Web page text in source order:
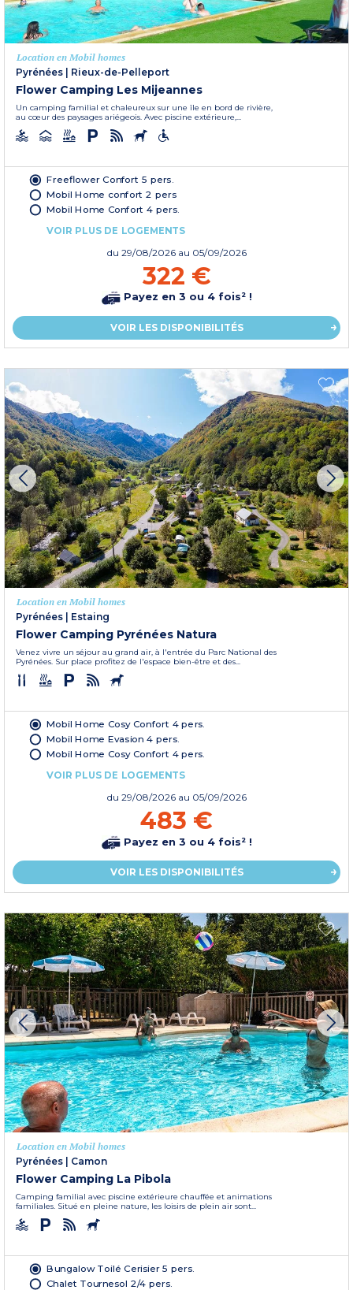
Location en Mobil homes
Pyrénées
Rieux-de-Pelleport
Flower Camping Les Mijeannes
Un camping familial et chaleureux sur une île en bord de rivière,
au cœur des paysages ariégeois. Avec piscine extérieure,...
Freeflower Confort 5 pers.
Mobil Home confort 2 pers
Mobil Home Confort 4 pers.
VOIR PLUS DE LOGEMENTS
du 29/08/2026 au 05/09/2026
322 €
Payez en 3 ou 4 fois² !
VOIR LES DISPONIBILITÉS
Location en Mobil homes
Pyrénées
Estaing
Flower Camping Pyrénées Natura
Venez vivre un séjour au grand air, à l'entrée du Parc National des
Pyrénées. Sur place profitez de l'espace bien-être et des...
Mobil Home Cosy Confort 4 pers.
Mobil Home Evasion 4 pers.
Mobil Home Cosy Confort 4 pers.
VOIR PLUS DE LOGEMENTS
du 29/08/2026 au 05/09/2026
483 €
Payez en 3 ou 4 fois² !
VOIR LES DISPONIBILITÉS
Location en Mobil homes
Pyrénées
Camon
Flower Camping La Pibola
Camping familial avec piscine extérieure chauffée et animations
familiales. Situé en pleine nature, les loisirs de plein air sont...
Bungalow Toilé Cerisier 5 pers.
Chalet Tournesol 2/4 pers.